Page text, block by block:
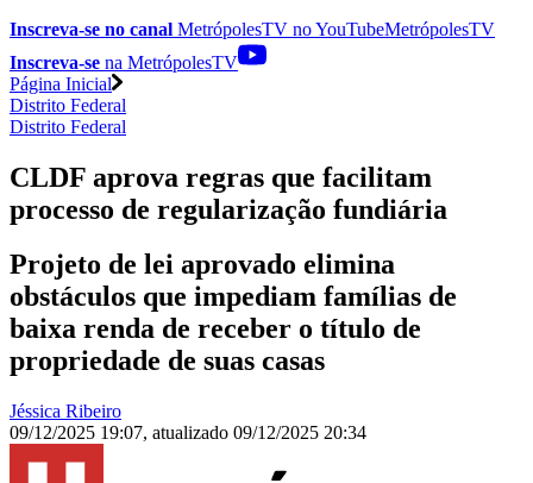
Inscreva-se no canal MetrópolesTV noYouTubeMetrópolesTV
Inscreva-se na MetrópolesTV
Página Inicial
Distrito Federal
Distrito Federal
CLDF aprova regras que facilitam
processo de regularização fundiária
Projeto de lei aprovado elimina
obstáculos que impediam famílias de
baixa renda de receber o título de
propriedade de suas casas
Jéssica Ribeiro
09/12/2025 19:07, atualizado 09/12/2025 20:34